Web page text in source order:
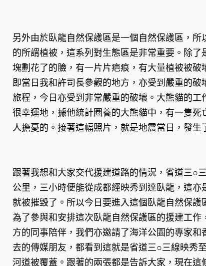
另外由於臥龍自然保護區是一個自然保護區，
的所謂植被，這系列對生態區是非常重要。除
塊劃花了的臉，有一片片疤痕，有大量植被被
即當日我和許司長參觀的地方，亦受到嚴重的
旅程，今日亦受到非常嚴重的破壞。大熊貓的
很幸運地，據他統計圈養的大熊貓中，有一隻
人擔憂的。接著這幅照片，就是地震當日，發
跟著我想和大家交代援建道路的情況，省道三○
公里，三小時便能從成都經映秀到達臥龍，這
就被摧毀了。所以今日要進入這個臥龍自然保
為了參與和安排這次臥龍自然保護區的援建工
方的同事陪伴，我們亦邀請了海洋公園的專家
去的傳媒朋友，都看到這就是省道三○三線映秀
河道被覆蓋。跟著的兩張都是告訴大家，現在